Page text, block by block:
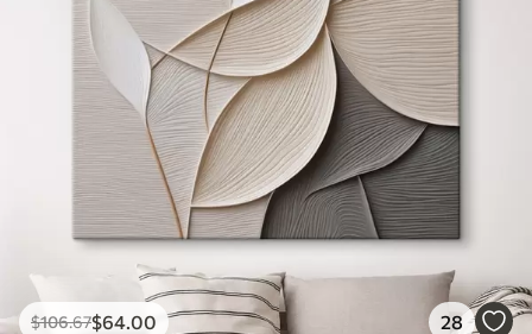
$106.67$64.00 28